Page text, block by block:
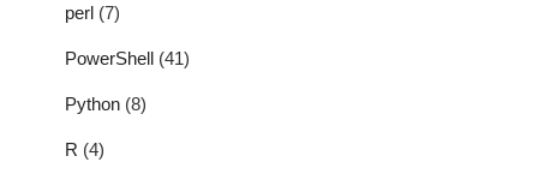
perl (7)
PowerShell (41)
Python (8)
R (4)